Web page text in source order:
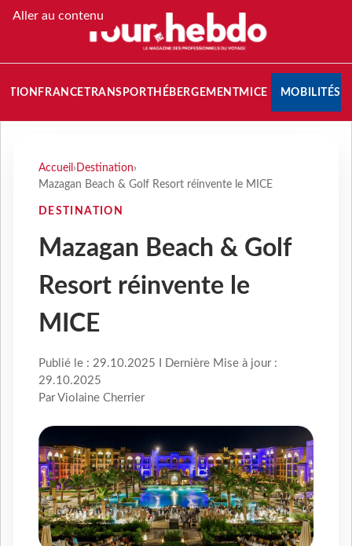
Aller au contenu
FRANCETRANSPORT HÉBERGEMENTMICE MOBILITÉS
Accueil › Destination›
Mazagan Beach & Golf Resort réinvente le MICE
DESTINATION
Mazagan Beach & Golf
Resort réinvente le
MICE
Publié le : 29.10.2025 I Dernière Mise à jour :
29.10.2025
Par Violaine Cherrier